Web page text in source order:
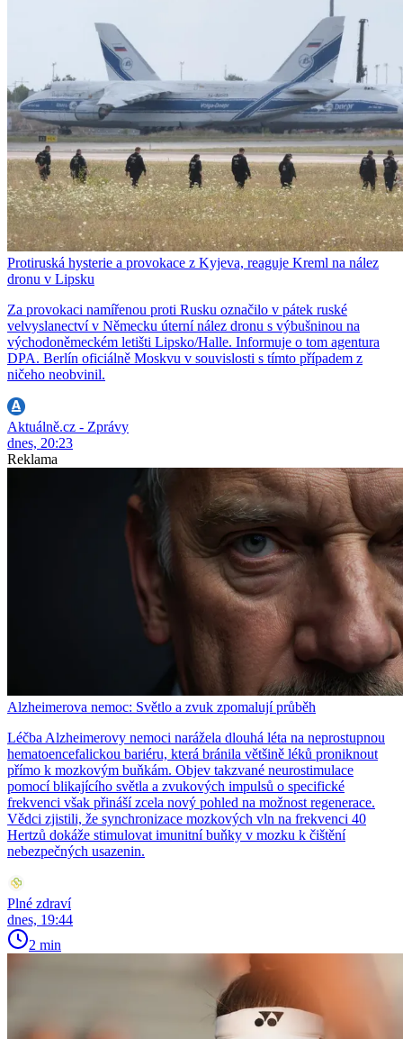
Protiruská hysterie a provokace z Kyjeva, reaguje Kreml na nález
dronu v Lipsku
Za provokaci namířenou proti Rusku označilo v pátek ruské
velvyslanectví v Německu úterní nález dronu s výbušninou na
východoněmeckém letišti Lipsko/Halle. Informuje o tom agentura
DPA. Berlín oficiálně Moskvu v souvislosti s tímto případem z
ničeho neobvinil.
Aktuálně.cz - Zprávy
dnes, 20:23
Reklama
Alzheimerova nemoc: Světlo a zvuk zpomalují průběh
Léčba Alzheimerovy nemoci narážela dlouhá léta na neprostupnou
hematoencefalickou bariéru, která bránila většině léků proniknout
přímo k mozkovým buňkám. Objev takzvané neurostimulace
pomocí blikajícího světla a zvukových impulsů o specifické
frekvenci však přináší zcela nový pohled na možnost regenerace.
Vědci zjistili, že synchronizace mozkových vln na frekvenci 40
Hertzů dokáže stimulovat imunitní buňky v mozku k čištění
nebezpečných usazenin.
Plné zdraví
dnes, 19:44
2 min